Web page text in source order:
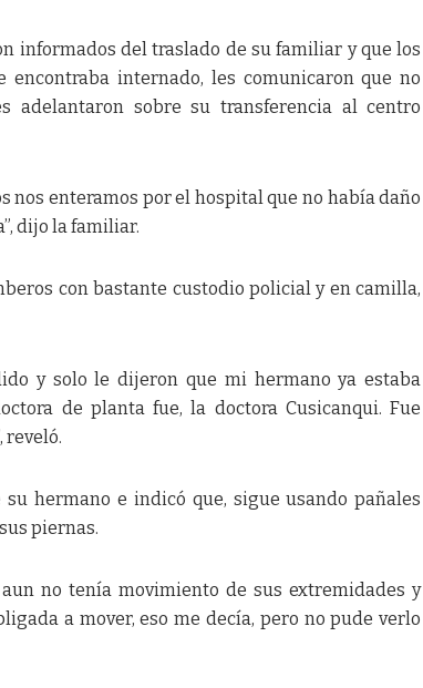
informados del traslado de su familiar y que los
internado, les comunicaron que no
adelantaron sobre su transferencia al centro
nos enteramos por el hospital que no había daño
dijo la familiar.
con bastante custodio policial y en camilla,
y solo le dijeron que mi hermano ya estaba
de planta fue, la doctora Cusicanqui. Fue
reveló.
hermano e indicó que, sigue usando pañales
piernas.
no tenía movimiento de sus extremidades y
a mover, eso me decía, pero no pude verlo